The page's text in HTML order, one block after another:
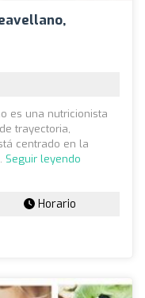
es una nutricionista
trayectoria,
centrado en la
Seguir leyendo
Horario